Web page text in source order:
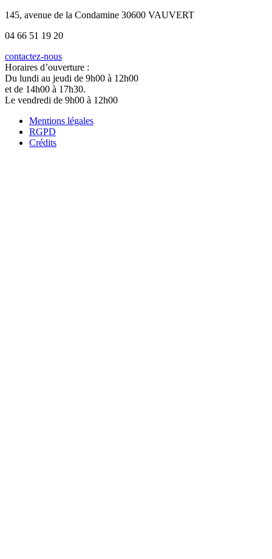
145, avenue de la Condamine 30600 VAUVERT
04 66 51 19 20
contactez-nous
Horaires d’ouverture :
Du lundi au jeudi de 9h00 à 12h00
et de 14h00 à 17h30.
Le vendredi de 9h00 à 12h00
Mentions légales
RGPD
Crédits